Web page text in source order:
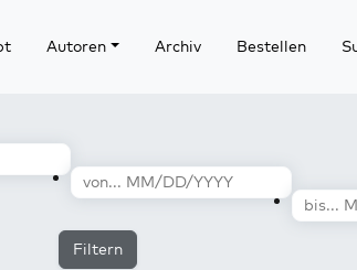
Autoren Archiv Bestellen
Filtern